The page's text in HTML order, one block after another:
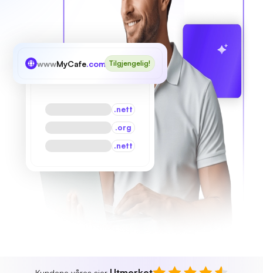
wwwMyCafe.com Tilgjengelig!
.nett
.org
.nett